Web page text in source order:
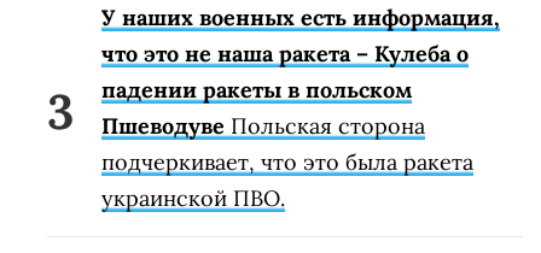
У наших военных есть информация,
что это не наша ракета – Кулеба о
падении ракеты в польском
Пшеводуве Польская сторона
подчеркивает, что это была ракета
украинской ПВО.